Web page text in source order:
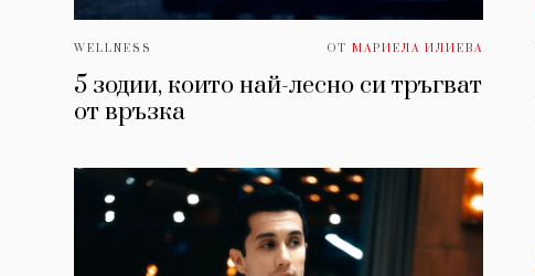
WELLNESS ОТМАРИЕЛА ИЛИЕВА
5 зодии, които най-лесно си тръгват
от връзка